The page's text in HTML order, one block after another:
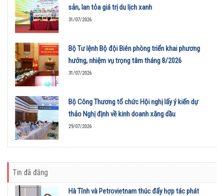
sản, lan tỏa giá trị du lịch xanh
31/07/2026
Bộ Tư lệnh Bộ đội Biên phòng triển khai phương
hướng, nhiệm vụ trọng tâm tháng 8/2026
31/07/2026
Bộ Công Thương tổ chức Hội nghị lấy ý kiến dự
thảo Nghị định về kinh doanh xăng dầu
29/07/2026
Tin đã đăng
Hà Tĩnh và Petrovietnam thúc đẩy hợp tác phát